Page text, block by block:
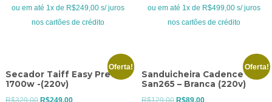
era:
R$399,00.
é:
R$249,00.
ou em até 1x de R$249,00 s/ juros
nos cartões de crédito
era:
R$599,00.
é:
R$499,00.
ou em até 1x de R$499,00 s/ juros
nos cartões de crédito
Oferta!
Secador Taiff Easy Preto
1700w -(220v)
R$329,00 OR$249,00O
Oferta!
Sanduicheira Cadence
San265 – Branca (220v)
R$129,00 OR$89,00O